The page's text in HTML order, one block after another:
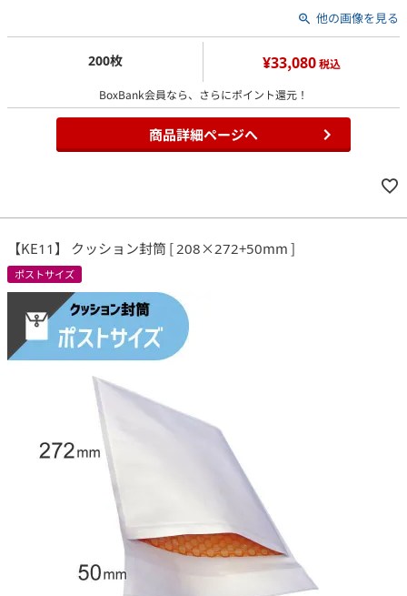
他の画像を見る
200枚 ¥33,080税込
BoxBank会員なら、さらにポイント還元！
商品詳細ページへ
【KE11】 クッション封筒 [ 208×272+50mm ]
ポストサイズ